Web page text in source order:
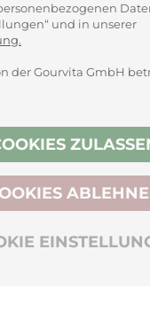
und in unserer
der Gourvita GmbH